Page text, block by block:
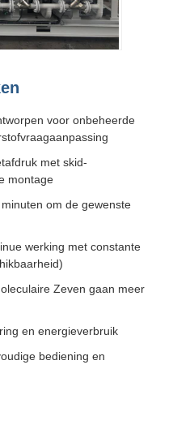
voor onbeheerde
met skid-
montage
om de gewenste
werking met constante
Zeven gaan meer
en energieverbruik
bediening en